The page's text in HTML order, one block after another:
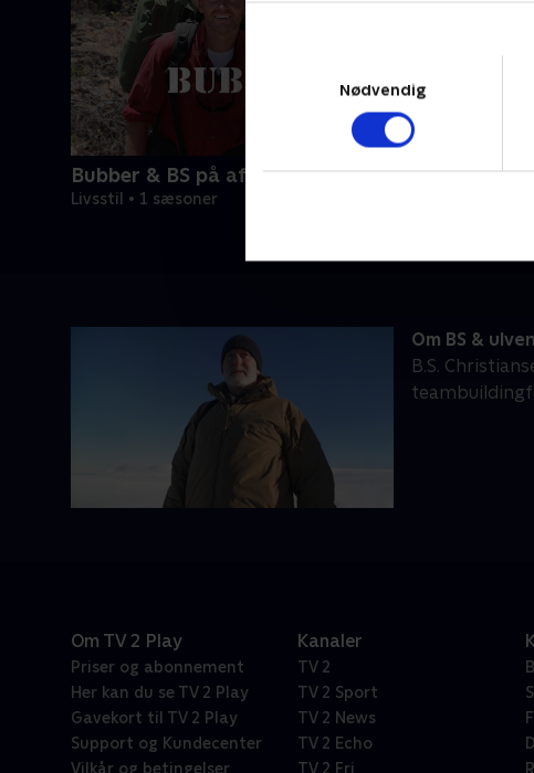
Nødvendig
Bubber & BS på afveje
Livsstil • 1 sæsoner
Om BS &
B.S.
Om TV 2 Play
Priser og abonnement
Her kan du se TV 2 Play
Gavekort til TV 2 Play
Support og Kundecenter
Vilkår og betingelser
Kanaler
TV 2
TV 2 Sport
TV 2 News
TV 2 Echo
TV 2 Fri